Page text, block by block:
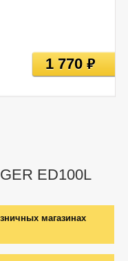
ED100L
магазинах
1 770руб